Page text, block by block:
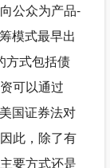
公众为产品-
模式最早出
方式包括债
可以通过
国证券法对
此，除了有
要方式还是